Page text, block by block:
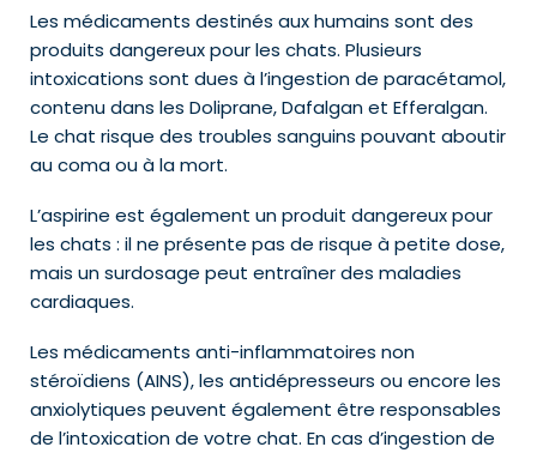
Les médicaments destinés aux humains sont des
produits dangereux pour les chats. Plusieurs
intoxications sont dues à l’ingestion de paracétamol,
contenu dans les Doliprane, Dafalgan et Efferalgan.
Le chat risque des troubles sanguins pouvant aboutir
au coma ou à la mort.
L’aspirine est également un produit dangereux pour
les chats : il ne présente pas de risque à petite dose,
mais un surdosage peut entraîner des maladies
cardiaques.
Les médicaments anti-inflammatoires non
stéroïdiens (AINS), les antidépresseurs ou encore les
anxiolytiques peuvent également être responsables
de l’intoxication de votre chat. En cas d’ingestion de